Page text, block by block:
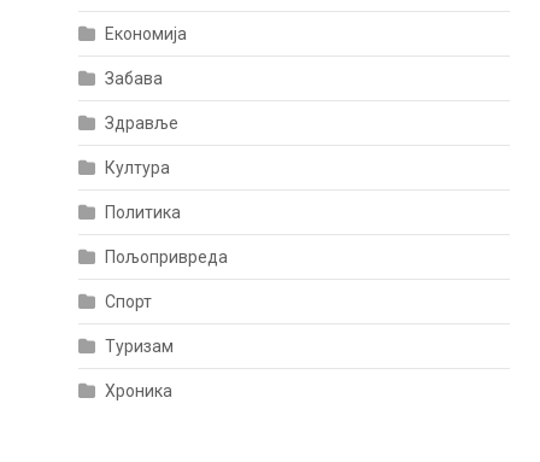
Економија
Забава
Здравље
Култура
Политика
Пољопривреда
Спорт
Туризам
Хроника